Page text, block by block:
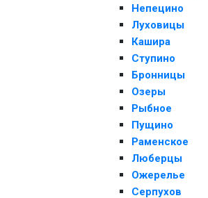
Непецино
Луховицы
Кашира
Ступино
Бронницы
Озеры
Рыбное
Пущино
Раменское
Люберцы
Ожерелье
Серпухов